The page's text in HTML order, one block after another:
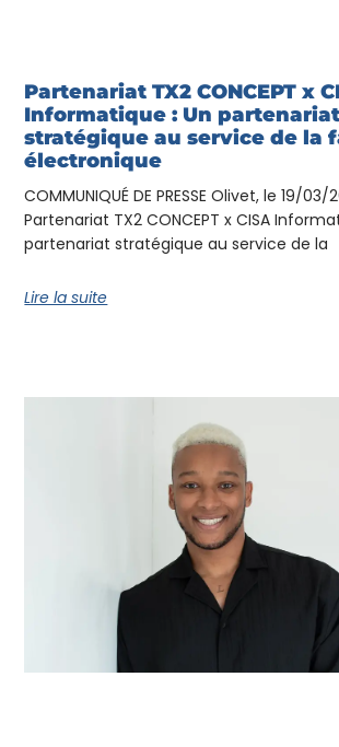
Partenariat TX2 CONCEPT x
Informatique : Un partenariat
stratégique au service de la
électronique
COMMUNIQUÉ DE PRESSE Olivet, le 19/03/
Partenariat TX2 CONCEPT x CISA
partenariat stratégique au service de la
Lire la suite